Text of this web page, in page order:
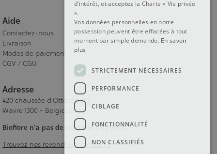
Aide
Contactez-nous
Livraison
Modes de paiement
CGV / CGU
Adresse
420 chaussée d'Ottenbourg
Wavre 1300 - Belgique
Bioflore n’a pas de magasin physique.
Trouvez nos revendeurs directs ici
d’intérêt, et acceptez la Charte « Vie privée
».
Vos données personnelles en notre
possession peuvent être effacées à tout
moment par simple demande. En savoir
plus
STRICTEMENT NÉCESSAIRES
PERFORMANCE
CIBLAGE
FONCTIONNALITÉ
NON CLASSIFIÉS